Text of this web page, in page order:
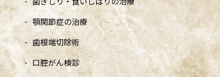
病気なのか」「なぜできるのか」「どのように進行してい
くのか」を、できるだけわかりやすく、しかし専門的に解
説していきます。むし歯の具体的な治療方法や、当院で行っ
ているMI治療（できるだけ削らない治療）については、別
ページで詳しくご紹介していますので、併せてご覧くださ
い。
顎関節症の治療
歯根端切除術
口腔がん検診